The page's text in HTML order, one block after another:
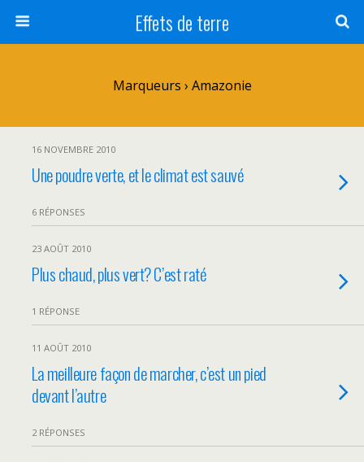
Effets de terre
Marqueurs › Amazonie
16 NOVEMBRE 2010
Une poudre verte, et le climat est sauvé
6 RÉPONSES
23 AOÛT 2010
Plus chaud, plus vert? C’est raté
1 RÉPONSE
11 AOÛT 2010
La meilleure façon de marcher, c’est un pied
devant l’autre
2 RÉPONSES